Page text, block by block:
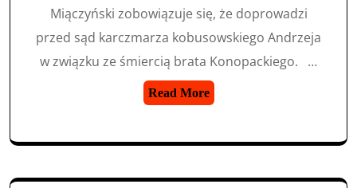
Miączyński zobowiązuje się, że doprowadzi
przed sąd karczmarza kobusowskiego Andrzeja
w związku ze śmiercią brata Konopackiego. …
Read More